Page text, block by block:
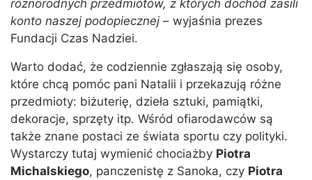
różnorodnych przedmiotów, z których dochód zasili
konto naszej podopiecznej – wyjaśnia prezes
Fundacji Czas Nadziei.
Warto dodać, że codziennie zgłaszają się osoby,
które chcą pomóc pani Natalii i przekazują różne
przedmioty: biżuterię, dzieła sztuki, pamiątki,
dekoracje, sprzęty itp. Wśród ofiarodawców są
także znane postaci ze świata sportu czy polityki.
Wystarczy tutaj wymienić chociażby Piotra
Michalskiego, panczenistę z Sanoka, czy Piotra